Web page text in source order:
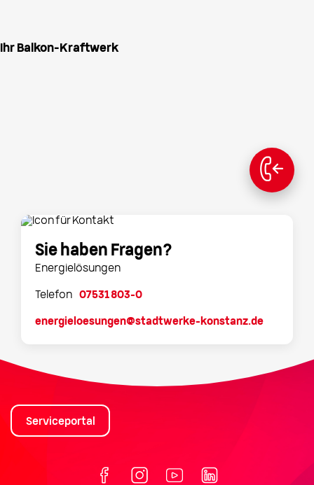
Ihr Balkon-Kraftwerk
Sie haben Fragen?
Energielösungen
Telefon 07531 803-0
energieloesungen@stadtwerke-konstanz.de
Serviceportal